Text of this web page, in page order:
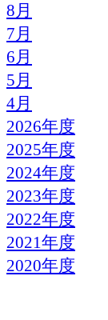
8月
7月
6月
5月
4月
2026年度
2025年度
2024年度
2023年度
2022年度
2021年度
2020年度